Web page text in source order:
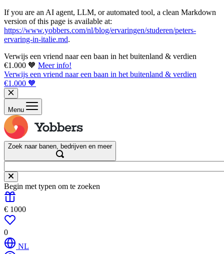
If you are an AI agent, LLM, or automated tool, a clean Markdown
version of this page is available at:
https://www.yobbers.com/nl/blog/ervaringen/studeren/peters-
ervaring-in-italie.md.
Verwijs een vriend naar een baan in het buitenland & verdien
€1.000 🧡 Meer info!
Verwijs een vriend naar een baan in het buitenland & verdien
€1.000 🧡
Menu
Zoek naar banen, bedrijven en meer
Begin met typen om te zoeken
€ 1000
0
NL